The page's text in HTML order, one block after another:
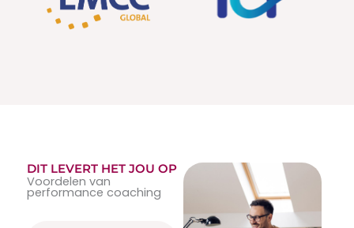
DIT LEVERT HET JOU OP
Voordelen van
performance coaching